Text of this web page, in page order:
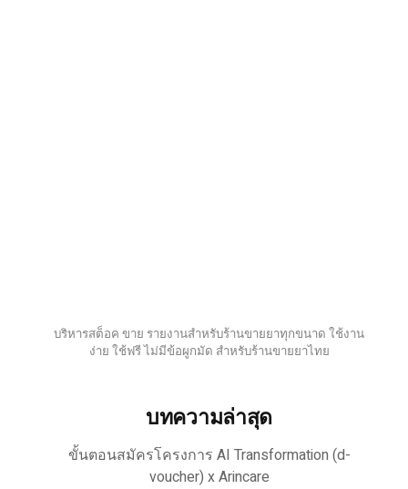
บริหารสต็อค ขาย รายงานสำหรับร้านขายยาทุกขนาด ใช้งาน
ง่าย ใช้ฟรี ไม่มีข้อผูกมัด สำหรับร้านขายยาไทย
บทความล่าสุด
ขั้นตอนสมัครโครงการ AI Transformation (d-
voucher) x Arincare